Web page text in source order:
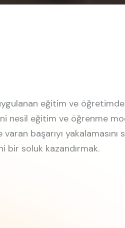
uygulanan eğitim ve
nesil eğitim ve öğrenme
başarıyı yakalamasını
bir soluk kazandırmak.